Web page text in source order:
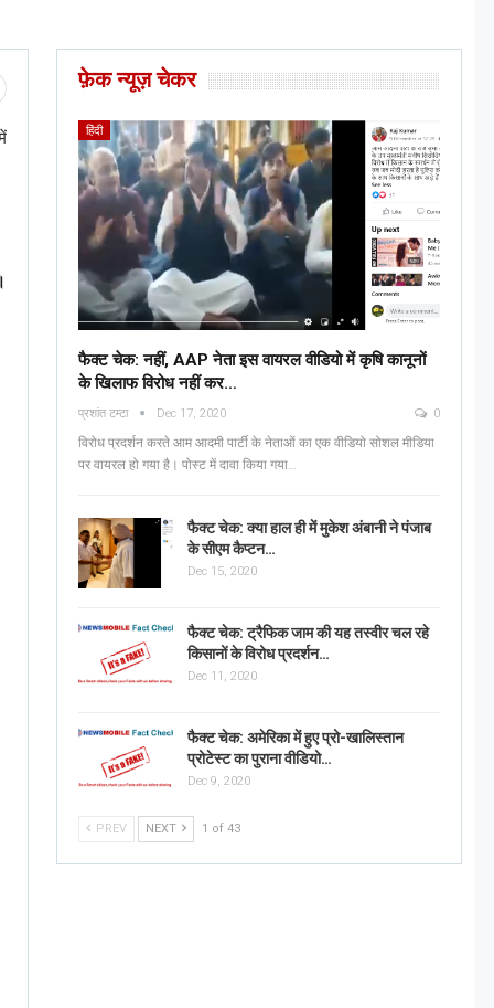
फ़ेक न्यूज़ चेकर
हिंदी
फैक्ट चेक: नहीं, AAP नेता इस वायरल वीडियो में कृषि कानूनों
के खिलाफ विरोध नहीं कर…
प्रशांत टम्टा Dec 17, 2020 0
विरोध प्रदर्शन करते आम आदमी पार्टी के नेताओं का एक वीडियो सोशल मीडिया
पर वायरल हो गया है। पोस्ट में दावा किया गया…
फैक्ट चेक: क्या हाल ही में मुकेश अंबानी ने पंजाब
के सीएम कैप्टन…
Dec 15, 2020
फैक्ट चेक: ट्रैफिक जाम की यह तस्वीर चल रहे
किसानों के विरोध प्रदर्शन…
Dec 11, 2020
फैक्ट चेक: अमेरिका में हुए प्रो-खालिस्तान
प्रोटेस्ट का पुराना वीडियो…
Dec 9, 2020
PREV NEXT 1 of 43